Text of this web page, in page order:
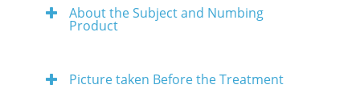
About the Subject and Numbing
Product
Picture taken Before the Treatment